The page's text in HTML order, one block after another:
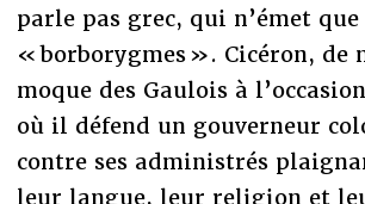
parle pas grec, qui n’émet que
« borborygmes ». Cicéron, de
moque des Gaulois à
où il défend un gouverneur
contre ses administrés
leur langue, leur religion et